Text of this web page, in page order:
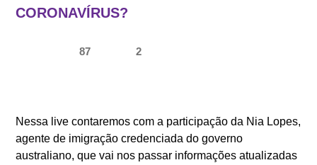
SUPORTE WEST 1
ESCOLAS E CURSOS
CORONAVÍRUS?
87 2
Nessa live contaremos com a participação da Nia Lopes,
agente de imigração credenciada do governo
australiano, que vai nos passar informações atualizadas